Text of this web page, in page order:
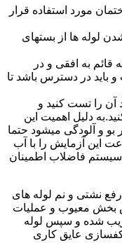
مورد استفاده قرار
لوله ها از بستهای
قائم به افقی و در
باید در دسترس باشد تا
آن را تست کنید و
دلیل اهمیت این
و آلودگی میشود حتما
نوبت و به مدت تقریبی ۵ ساعت این آزمایش را با آب
سیستم فاضلاب اطمینان
نشتی و نم لوله های
بخش معیوب و عملیات
شده و سپس لوله
عایق کاری